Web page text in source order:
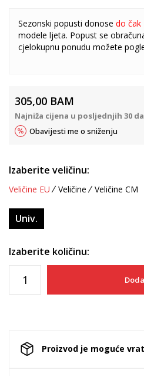
Sezonski popusti donose do čak
modele ljeta. Popust se
cjelokupnu ponudu možete
305,00 BAM
Najniža cijena u posljednjih 30
Obavijesti me o sniženju
Izaberite veličinu:
Veličine EU Veličine Veličine CM
Univ.
Izaberite količinu:
Proizvod je moguće